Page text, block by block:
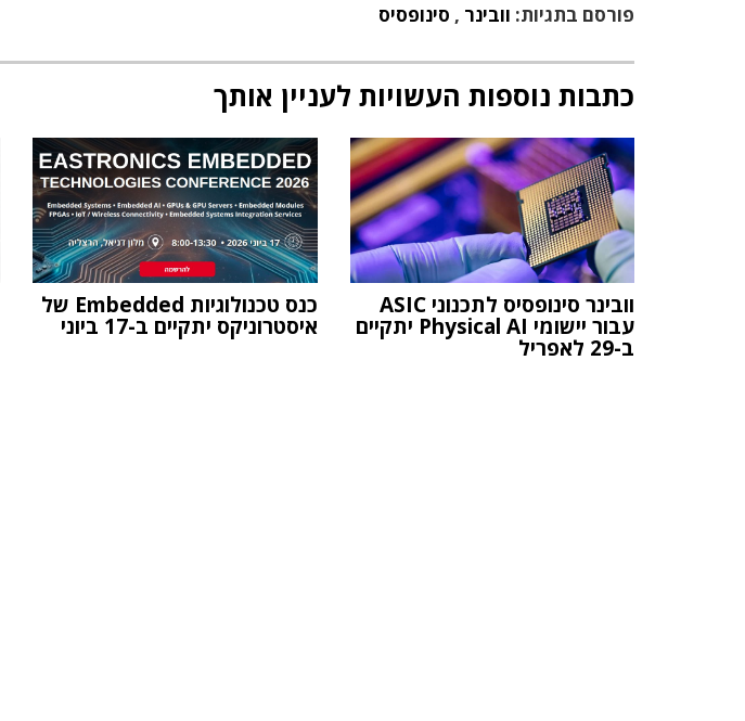
פורסם בתגיות: וובינר , סינופסיס
כתבות נוספות העשויות לעניין אותך
וובינר סינופסיס לתכנוני ASIC
עבור יישומי Physical AI יתקיים
ב-29 לאפריל
כנס טכנולוגיות Embedded של
איסטרוניקס יתקיים ב-17 ביוני